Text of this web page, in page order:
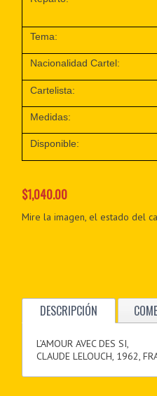
Tema:
Nacionalidad Cartel:
Cartelista:
Medidas:
Disponible:
$1,040.00
Mire la imagen, el estado del
DESCRIPCIÓN
L’AMOUR AVEC DES SI,
CLAUDE LELOUCH, 1962,